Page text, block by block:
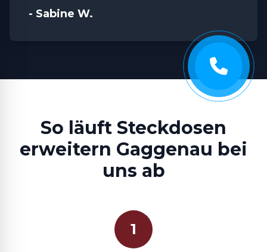
- Sabine W.
So läuft Steckdosen
erweitern Gaggenau bei
uns ab
1